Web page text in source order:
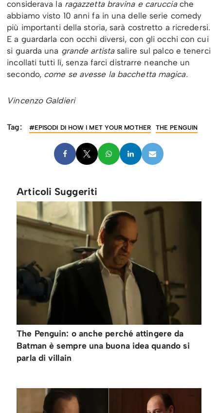
considerava la ragazzetta bravina e caruccia che
abbiamo visto 10 anni fa in una delle serie comedy
più importanti della storia, sarà costretto a ricredersi.
E a guardarla con occhi diversi, con gli occhi con cui
si guarda una grande artista salire sul palco e tenerci
incollati tutti lì, senza farci distrarre neanche un
secondo, come se avesse la bacchetta magica.
Vincenzo Galdieri
Tag: #EPISODI DI HOW I MET YOUR MOTHER THE PENGUIN
Articoli Suggeriti
The Penguin: o anche perché attingere da
Batman è sempre una buona idea quando si
parla di villain